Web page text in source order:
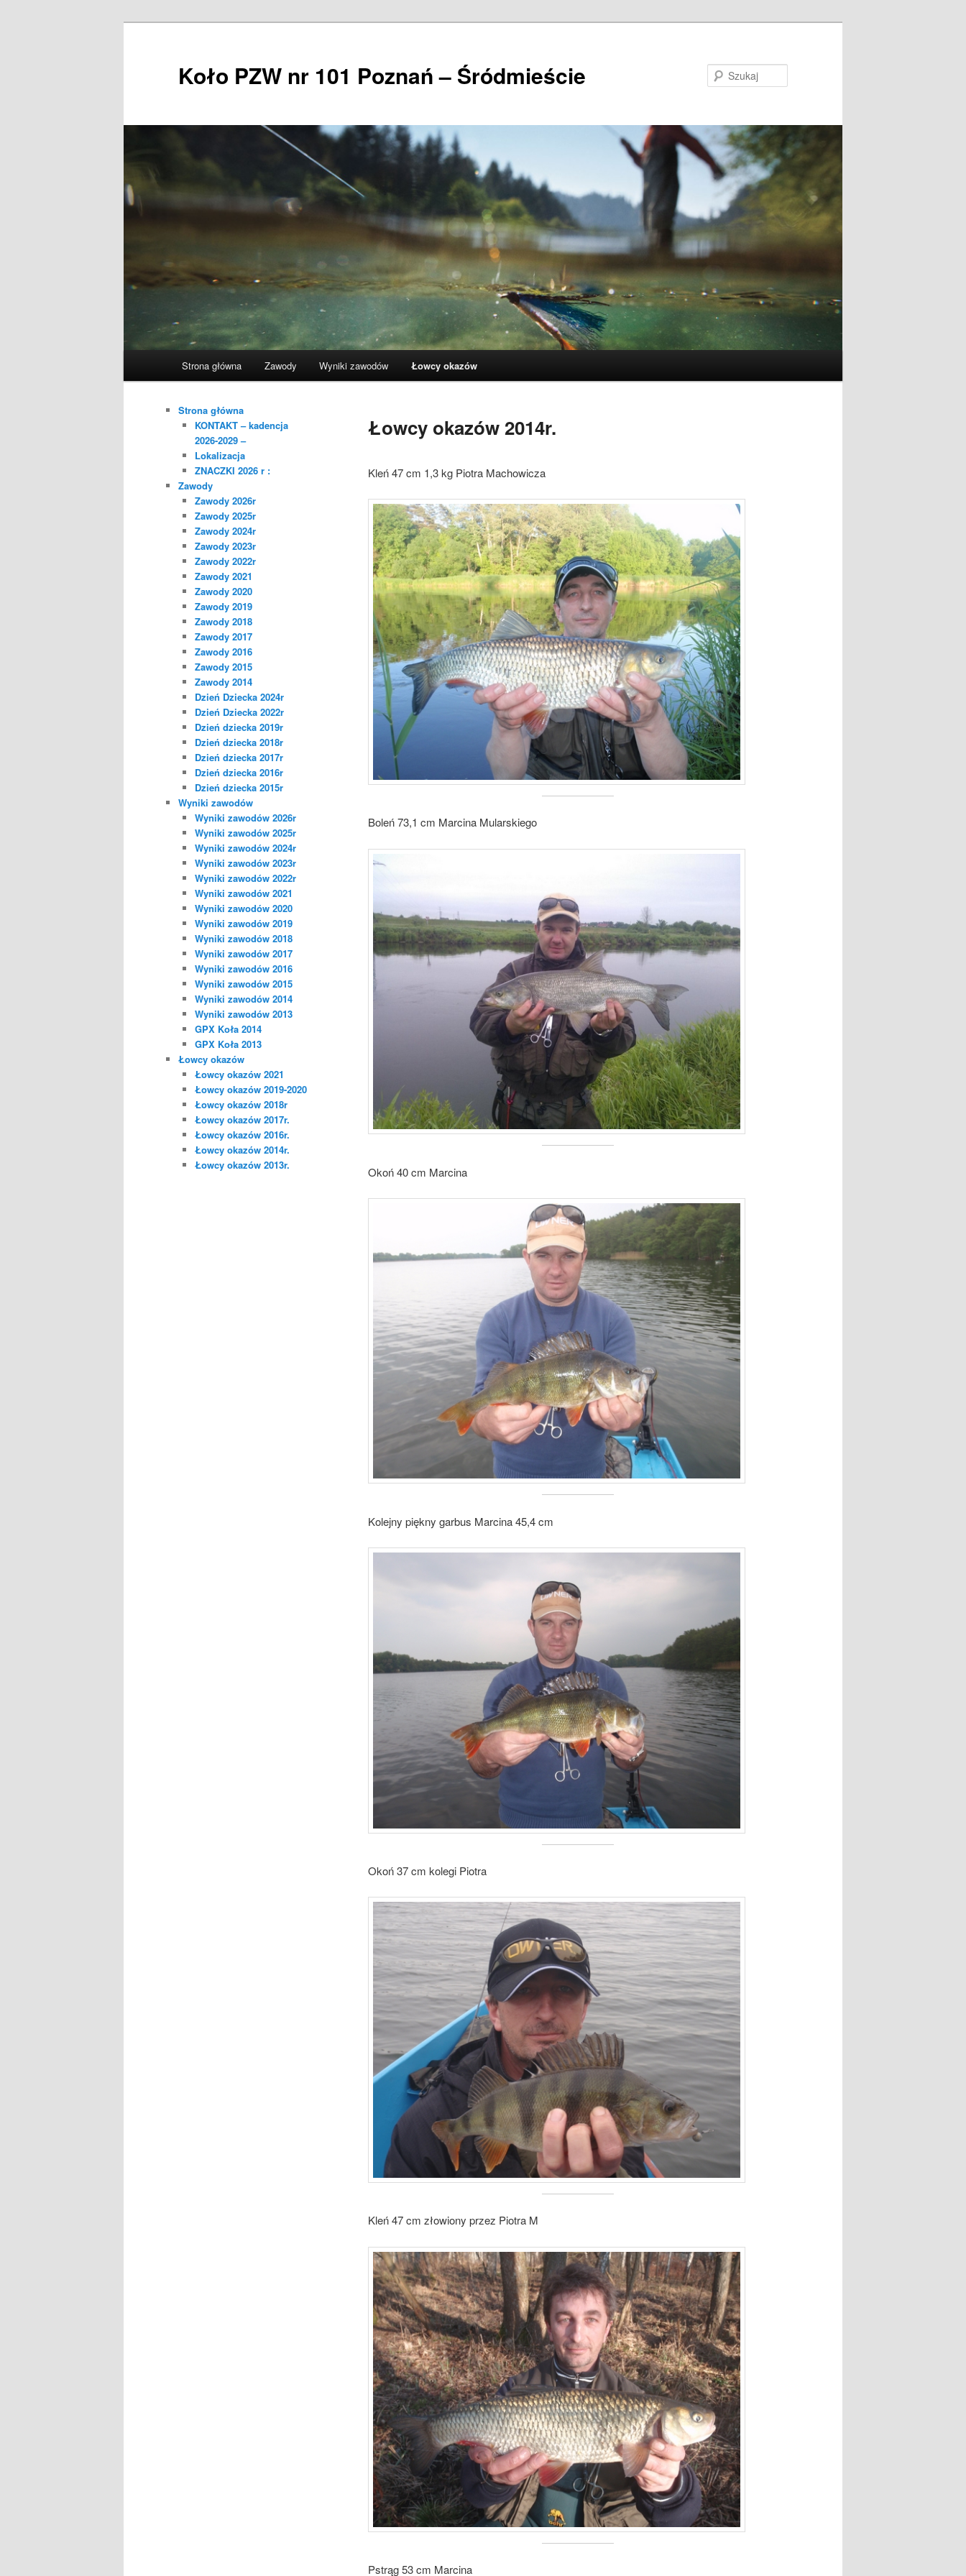
Koło PZW nr 101 Poznań – Śródmieście
Strona główna Zawody Wyniki zawodów Łowcy okazów
Łowcy okazów 2014r.
Kleń 47 cm 1,3 kg Piotra Machowicza
Boleń 73,1 cm Marcina Mularskiego
Okoń 40 cm Marcina
Kolejny piękny garbus Marcina 45,4 cm
Okoń 37 cm kolegi Piotra
Kleń 47 cm złowiony przez Piotra M
Pstrąg 53 cm Marcina
Strona główna
KONTAKT – kadencja
2026-2029 –
Lokalizacja
ZNACZKI 2026 r :
Zawody
Zawody 2026r
Zawody 2025r
Zawody 2024r
Zawody 2023r
Zawody 2022r
Zawody 2021
Zawody 2020
Zawody 2019
Zawody 2018
Zawody 2017
Zawody 2016
Zawody 2015
Zawody 2014
Dzień Dziecka 2024r
Dzień Dziecka 2022r
Dzień dziecka 2019r
Dzień dziecka 2018r
Dzień dziecka 2017r
Dzień dziecka 2016r
Dzień dziecka 2015r
Wyniki zawodów
Wyniki zawodów 2026r
Wyniki zawodów 2025r
Wyniki zawodów 2024r
Wyniki zawodów 2023r
Wyniki zawodów 2022r
Wyniki zawodów 2021
Wyniki zawodów 2020
Wyniki zawodów 2019
Wyniki zawodów 2018
Wyniki zawodów 2017
Wyniki zawodów 2016
Wyniki zawodów 2015
Wyniki zawodów 2014
Wyniki zawodów 2013
GPX Koła 2014
GPX Koła 2013
Łowcy okazów
Łowcy okazów 2021
Łowcy okazów 2019-2020
Łowcy okazów 2018r
Łowcy okazów 2017r.
Łowcy okazów 2016r.
Łowcy okazów 2014r.
Łowcy okazów 2013r.